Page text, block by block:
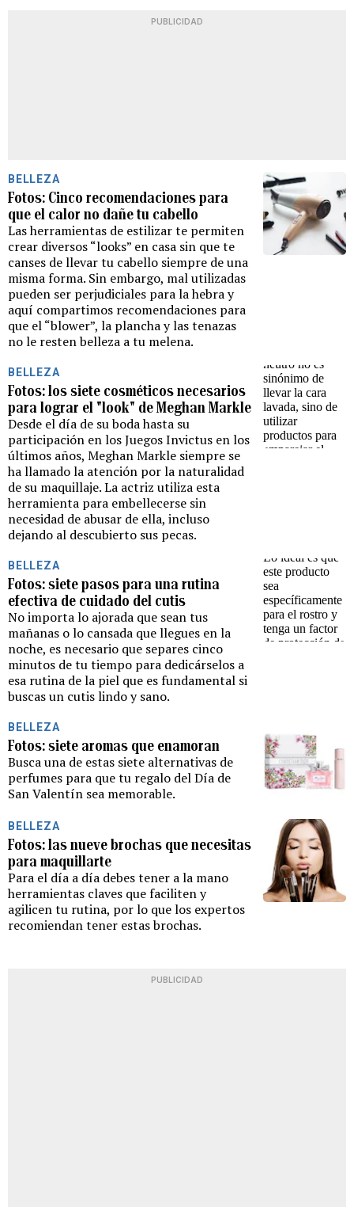
PUBLICIDAD
BELLEZA
Fotos: Cinco recomendaciones para
que el calor no dañe tu cabello
Las herramientas de estilizar te permiten
crear diversos “looks” en casa sin que te
canses de llevar tu cabello siempre de una
misma forma. Sin embargo, mal utilizadas
pueden ser perjudiciales para la hebra y
aquí compartimos recomendaciones para
que el “blower”, la plancha y las tenazas
no le resten belleza a tu melena.
BELLEZA
Fotos: los siete cosméticos necesarios
para lograr el "look" de Meghan Markle
Desde el día de su boda hasta su
participación en los Juegos Invictus en los
últimos años, Meghan Markle siempre se
ha llamado la atención por la naturalidad
de su maquillaje. La actriz utiliza esta
herramienta para embellecerse sin
necesidad de abusar de ella, incluso
dejando al descubierto sus pecas.
BELLEZA
Fotos: siete pasos para una rutina
efectiva de cuidado del cutis
No importa lo ajorada que sean tus
mañanas o lo cansada que llegues en la
noche, es necesario que separes cinco
minutos de tu tiempo para dedicárselos a
esa rutina de la piel que es fundamental si
buscas un cutis lindo y sano.
BELLEZA
Fotos: siete aromas que enamoran
Busca una de estas siete alternativas de
perfumes para que tu regalo del Día de
San Valentín sea memorable.
BELLEZA
Fotos: las nueve brochas que necesitas
para maquillarte
Para el día a día debes tener a la mano
herramientas claves que faciliten y
agilicen tu rutina, por lo que los expertos
recomiendan tener estas brochas.
PUBLICIDAD